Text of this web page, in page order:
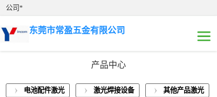
公司*
东莞市常盈五金有限公司
产品中心
电池配件激光
激光焊接设备
其他产品激光
接
激光焊接设备展